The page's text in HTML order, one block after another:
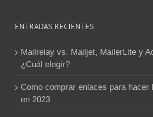
ENTRADAS RECIENTES
Mailrelay vs. Mailjet, MailerLite y
¿Cuál elegir?
Como comprar enlaces para hacer
en 2023